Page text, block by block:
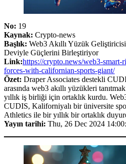
No: 19
Kaynak: Crypto-news
Başlık: Web3 Akıllı Yüzük
Deviyle Güçlerini Birleştiriyor
Link:https://crypto.news/web3-smart-
forces-with-californian-sports-giant/
Özet: Draper Associates destekli
arasında web3 akıllı yüzükleri
yıllık iş birliği için ortaklık kurdu.
CUDIS, Kaliforniyalı bir üniversite
Athletics ile bir yıllık bir ortaklık
Yayın tarihi: Thu, 26 Dec 2024